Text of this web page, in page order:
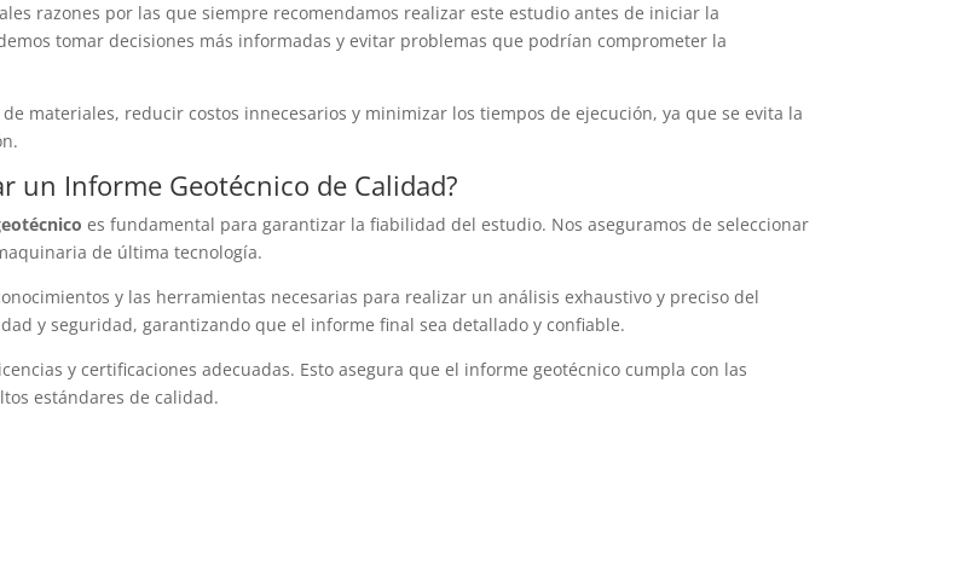
razones por las que siempre recomendamos realizar este estudio antes de iniciar la
tomar decisiones más informadas y evitar problemas que podrían comprometer la
materiales, reducir costos innecesarios y minimizar los tiempos de ejecución, ya que se evita la
un Informe Geotécnico de Calidad?
es fundamental para garantizar la fiabilidad del estudio. Nos aseguramos de seleccionar
de última tecnología.
y las herramientas necesarias para realizar un análisis exhaustivo y preciso del
y seguridad, garantizando que el informe final sea detallado y confiable.
y certificaciones adecuadas. Esto asegura que el informe geotécnico cumpla con las
estándares de calidad.